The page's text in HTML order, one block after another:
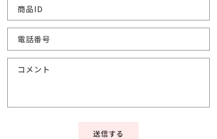
商品ID
電話番号
コメント
送信する